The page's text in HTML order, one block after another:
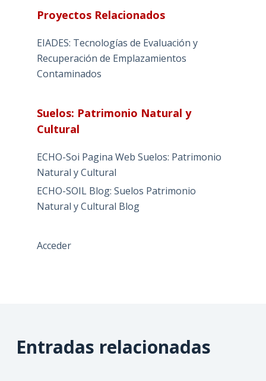
Proyectos Relacionados
EIADES: Tecnologías de Evaluación y
Recuperación de Emplazamientos
Contaminados
Suelos: Patrimonio Natural y
Cultural
ECHO-Soi Pagina Web Suelos: Patrimonio
Natural y Cultural
ECHO-SOIL Blog: Suelos Patrimonio
Natural y Cultural Blog
Acceder
Entradas relacionadas